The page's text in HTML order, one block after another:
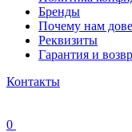
Бренды
Почему нам
Реквизиты
Гарантия и
Контакты
0